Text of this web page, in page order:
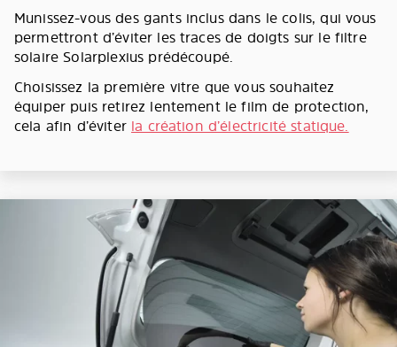
Munissez-vous des gants inclus dans le colis, qui vous
permettront d’éviter les traces de doigts sur le filtre
solaire Solarplexius prédécoupé.
Choisissez la première vitre que vous souhaitez
équiper puis retirez lentement le film de protection,
cela afin d’éviter la création d’électricité statique.